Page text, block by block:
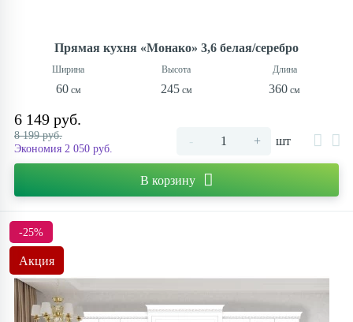
Прямая кухня «Монако» 3,6 белая/серебро
60 245 360
6 149 руб.
8 199 руб.
Экономия 2 050 руб.
- + шт
В корзину
-25%
Акция